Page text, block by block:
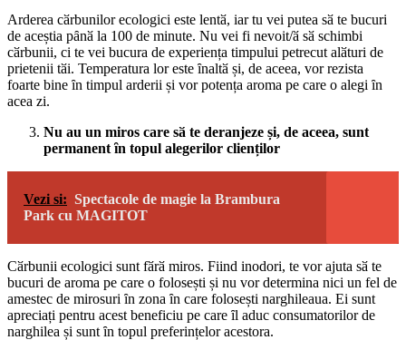
Arderea cӑrbunilor ecologici este lentӑ, iar tu vei putea sӑ te bucuri
de aceștia pȃnӑ la 100 de minute. Nu vei fi nevoit/ӑ sӑ schimbi
cӑrbunii, ci te vei bucura de experiența timpului petrecut alӑturi de
prietenii tӑi. Temperatura lor este ȋnaltӑ și, de aceea, vor rezista
foarte bine ȋn timpul arderii și vor potența aroma pe care o alegi ȋn
acea zi.
Nu au un miros care sӑ te deranjeze și, de aceea, sunt
permanent ȋn topul alegerilor clienților
Vezi si: Spectacole de magie la Brambura
Park cu MAGITOT
Cӑrbunii ecologici sunt fӑrӑ miros. Fiind inodori, te vor ajuta sӑ te
bucuri de aroma pe care o folosești și nu vor determina nici un fel de
amestec de mirosuri ȋn zona ȋn care folosești narghileaua. Ei sunt
apreciați pentru acest beneficiu pe care ȋl aduc consumatorilor de
narghilea și sunt ȋn topul preferințelor acestora.